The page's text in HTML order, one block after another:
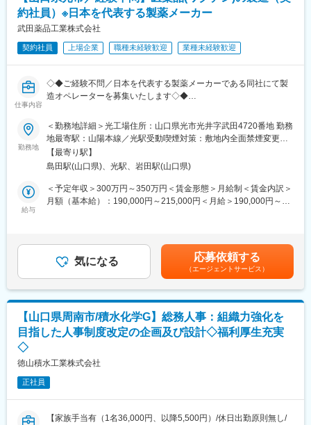
・医療介護スタッフ（2週間程度の基礎研修必要資格取得、現場業
務）
・サービスリーダー（入社3カ月～※研修期間）
・サービス提供責任者（入社半年／年収420～650万円）
・サービスマネージャー（入社1年／年収560～700万円）
・エリアマネージャー（入社1年～／年収700～800万円）
・ブロックマネージャー（年収800～900万円）
・ゼネラルマネージャー（年収900～1200万円）
・低栄養リスク患者の抽出 等
※医師、看護師、薬剤師など複数名でチームを作ります。
【栄養に関する書類作成・データ管理】
・栄養スクリーニング
・栄養管理計画書の作成・見直し
・指導記録の電子カルテ入力
・栄養関連のデータ集計（実績報告など）
まずは先輩社員と一緒に1つの病棟（30名程度）を一緒にご担当
頂きます。
業務に慣れて頂いたら1つの病棟をお任せ致します。
現在4名＋パート社員1名の計5名体制となります。
地区に、病院や診療所をコアにした医療・福祉サービスを10施設
31事業所で運営しております。各施設・事業所がお互いに連携を
密にしながらサービス提供を行っております。
変更の範囲：無
約社員）※日本を代表する製薬メーカー
武田薬品工業株式会社
契約社員 上場企業 職種未経験歓迎 業種未経験歓迎
仕事内容
◇◆ご経験不問／日本を代表する製薬メーカーである同社にて製
造オペレーターを募集いたします◇◆
製薬メーカーである当社において、 下記業務をお任せいたしま
す。
【業務概要】
・無菌医薬品製剤の製造作業およびそれに伴う以下のような周辺
関連業務
・製造工程や設備のバリデーション／クオリフィケーション
・製造に関わるドキュメントの作成
武田薬品工業は、70年以上にわたる種々のワクチン供給を通じ
て、日本脳炎、麻しん、風しん、おたふく風邪、ジフテリア、破
傷風、インフルエンザ、水痘といった多くの感染症から日本の
イルスといった感染症対策のために、革新的なワクチン開発に取
り組んでいます。
私たちの部門（Global Vaccine Business Unit ジャパンワクチンマ
製造や商用生産を通じて、世界中の人々の健康と医療の未来に貢
勤務地
＜勤務地詳細＞光工場住所：山口県光市光井字武田4720番地 勤務
地最寄駅：山陽本線／光駅受動喫煙対策：敷地内全面禁煙変更の
範囲：会社の定める事業所（リモートワーク含む）
【最寄り駅】
島田駅(山口県)、光駅、岩田駅(山口県)
給与
＜予定年収＞300万円～350万円＜賃金形態＞月給制＜賃金内訳＞
月額（基本給）：190,000円～215,000円＜月給＞190,000円～
も目安の金額であり、選考を通じて上下する可能性があります。
月給(月額)は固定手当を含めた表記です。
気になる 応募依頼する
（エージェントサービス）
【山口県周南市/積水化学G】総務人事：組織力強化を
目指した人事制度改定の企画及び設計◇福利厚生充実
◇
徳山積水工業株式会社
正社員
【家族手当有（1名36,000円、以降5,500円）/休日出勤原則無し/